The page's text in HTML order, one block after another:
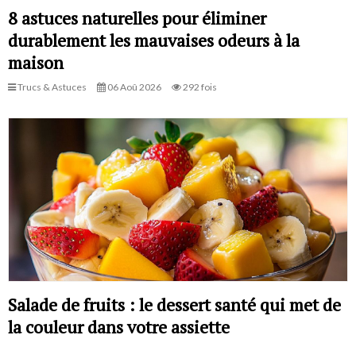
8 astuces naturelles pour éliminer
durablement les mauvaises odeurs à la
maison
Trucs & Astuces 06 Aoû 2026 292 fois
Salade de fruits : le dessert santé qui met de
la couleur dans votre assiette